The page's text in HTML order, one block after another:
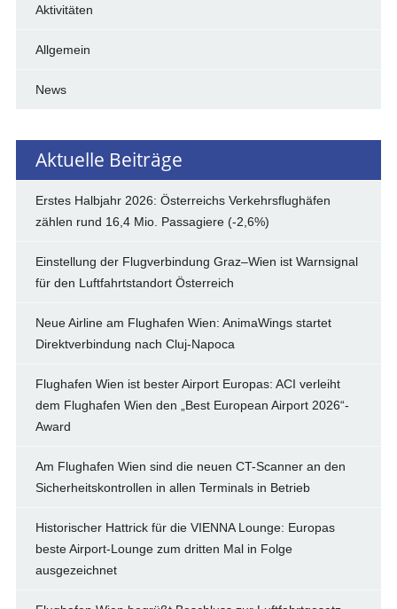
Aktivitäten
Allgemein
News
Aktuelle Beiträge
Erstes Halbjahr 2026: Österreichs Verkehrsflughäfen
zählen rund 16,4 Mio. Passagiere (-2,6%)
Einstellung der Flugverbindung Graz–Wien ist Warnsignal
für den Luftfahrtstandort Österreich
Neue Airline am Flughafen Wien: AnimaWings startet
Direktverbindung nach Cluj-Napoca
Flughafen Wien ist bester Airport Europas: ACI verleiht
dem Flughafen Wien den „Best European Airport 2026“-
Award
Am Flughafen Wien sind die neuen CT-Scanner an den
Sicherheitskontrollen in allen Terminals in Betrieb
Historischer Hattrick für die VIENNA Lounge: Europas
beste Airport-Lounge zum dritten Mal in Folge
ausgezeichnet